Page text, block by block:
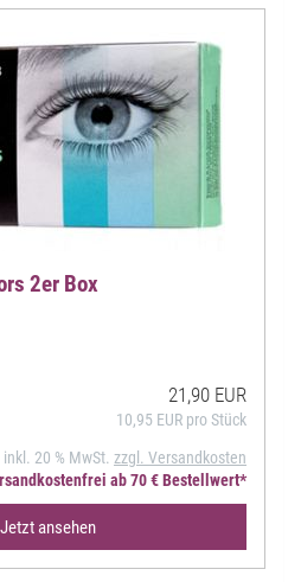
2er Box
21,90 EUR
10,95 EUR pro Stück
inkl. 20 % MwSt. zzgl. Versandkosten
ab 70 € Bestellwert*
Jetzt ansehen